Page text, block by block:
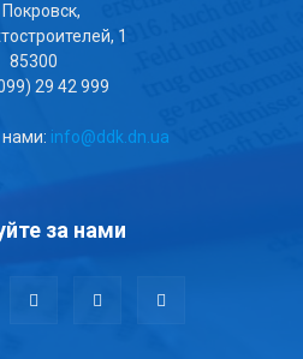
Покровск,
1
85300
29 42 999
info@ddk.dn.ua
за нами